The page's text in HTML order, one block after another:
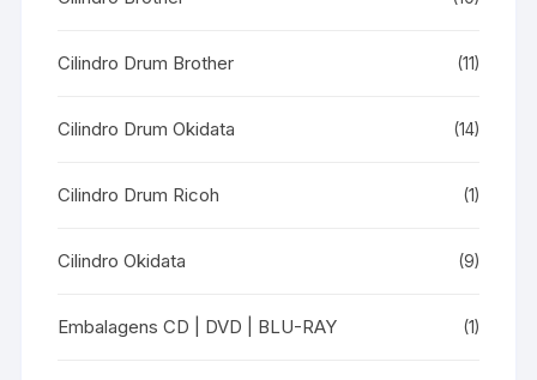
Cilindro Drum Brother (11)
Cilindro Drum Okidata (14)
Cilindro Drum Ricoh (1)
Cilindro Okidata (9)
Embalagens CD | DVD | BLU-RAY (1)